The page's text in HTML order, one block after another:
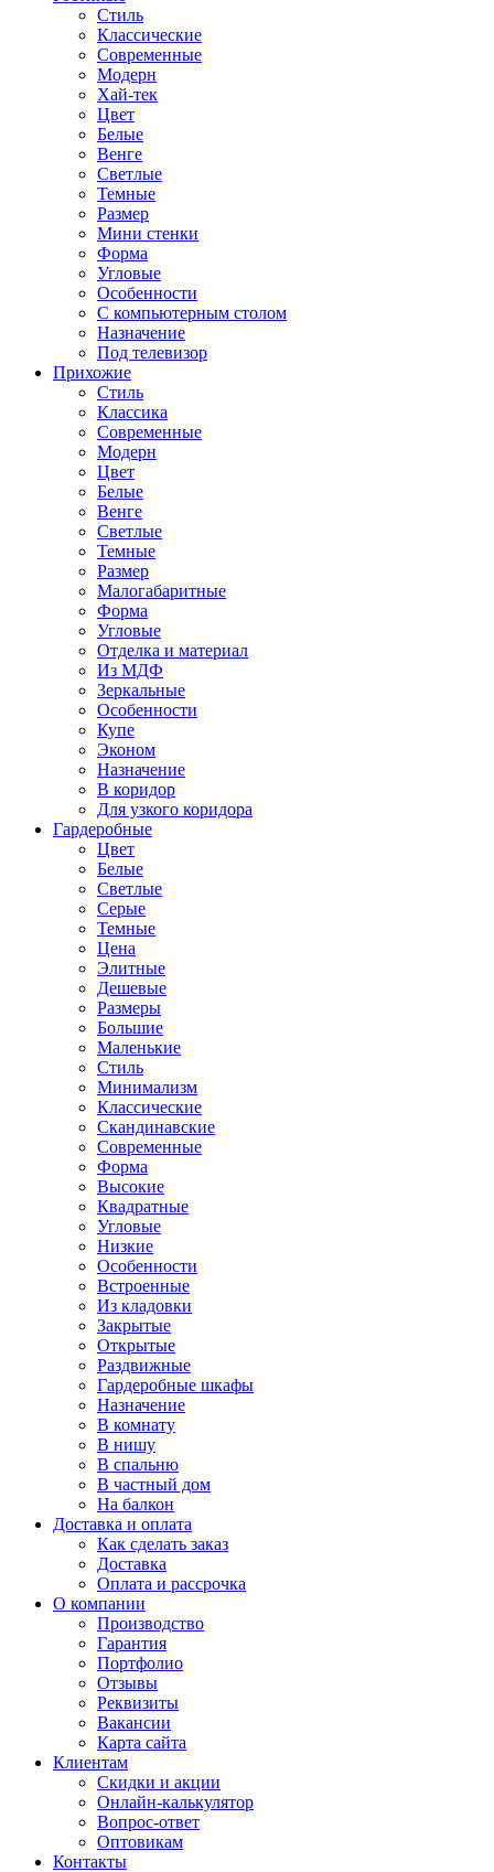
Стиль
Классические
Современные
Модерн
Хай-тек
Цвет
Белые
Венге
Светлые
Темные
Размер
Мини стенки
Форма
Угловые
Особенности
С компьютерным столом
Назначение
Под телевизор
Прихожие
Стиль
Классика
Современные
Модерн
Цвет
Белые
Венге
Светлые
Темные
Размер
Малогабаритные
Форма
Угловые
Отделка и материал
Из МДФ
Зеркальные
Особенности
Купе
Эконом
Назначение
В коридор
Для узкого коридора
Гардеробные
Цвет
Белые
Светлые
Серые
Темные
Цена
Элитные
Дешевые
Размеры
Большие
Маленькие
Стиль
Минимализм
Классические
Скандинавские
Современные
Форма
Высокие
Квадратные
Угловые
Низкие
Особенности
Встроенные
Из кладовки
Закрытые
Открытые
Раздвижные
Гардеробные шкафы
Назначение
В комнату
В нишу
В спальню
В частный дом
На балкон
Доставка и оплата
Как сделать заказ
Доставка
Оплата и рассрочка
О компании
Производство
Гарантия
Портфолио
Отзывы
Реквизиты
Вакансии
Карта сайта
Клиентам
Скидки и акции
Онлайн-калькулятор
Вопрос-ответ
Оптовикам
Контакты